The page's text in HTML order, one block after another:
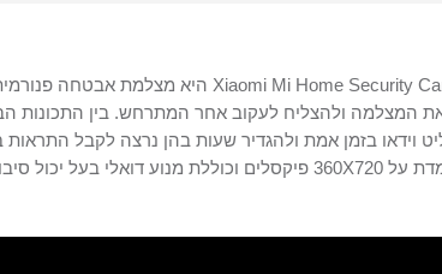
המצלמה ולהצליח לעקוב אחר המתרחש. בין התכונות
וידאו בזמן אמת ולהגדיר שעות בהן נרצה לקבל